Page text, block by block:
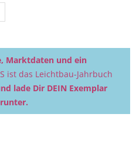
Marktdaten und ein
ist das Leichtbau-Jahrbuch
lade Dir DEIN Exemplar